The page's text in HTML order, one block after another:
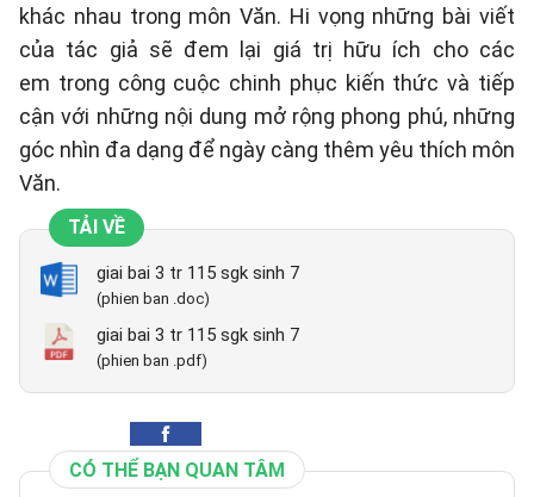
khác nhau trong môn Văn. Hi vọng những bài viết
của tác giả sẽ đem lại giá trị hữu ích cho các
em trong công cuộc chinh phục kiến thức và tiếp
cận với những nội dung mở rộng phong phú, những
góc nhìn đa dạng để ngày càng thêm yêu thích môn
Văn.
TẢI VỀ
giai bai 3 tr 115 sgk sinh 7
(phien ban .doc)
giai bai 3 tr 115 sgk sinh 7
(phien ban .pdf)
CÓ THỂ BẠN QUAN TÂM